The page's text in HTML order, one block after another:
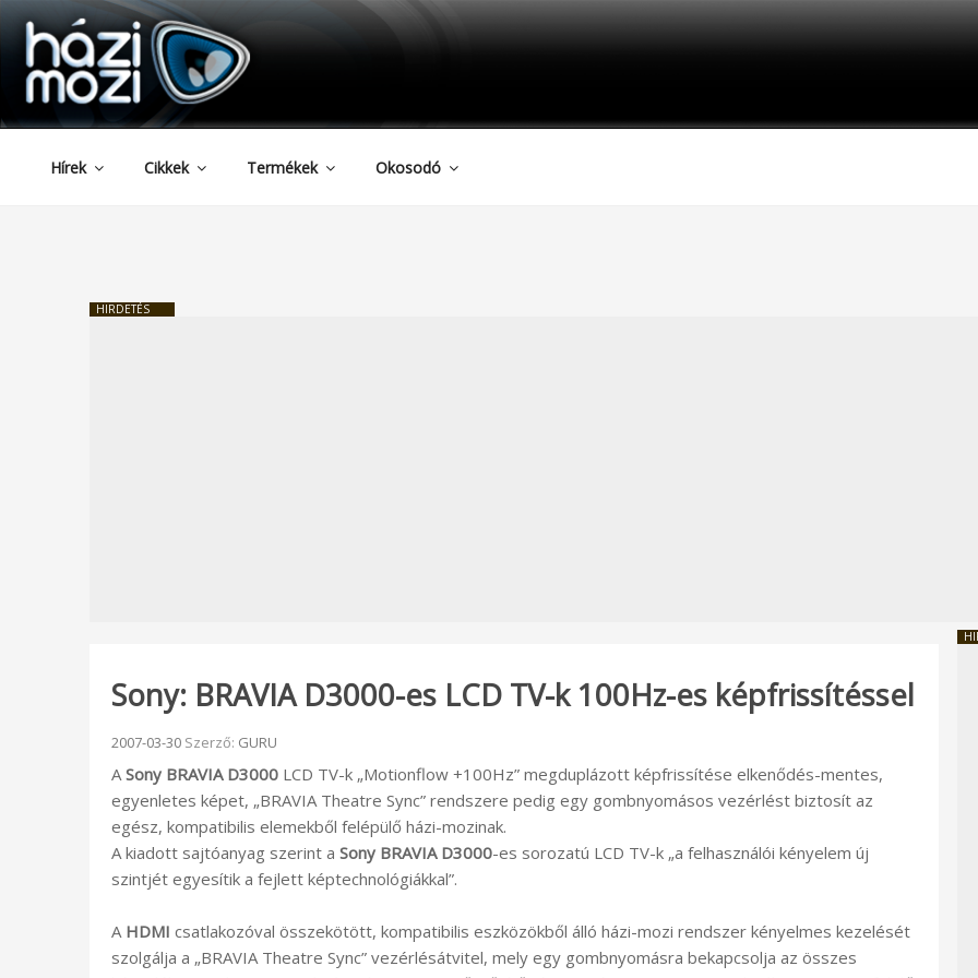
Tartalomhoz
HAZIMOZI
Hírek Cikkek Termékek Okosodó
HIRDETÉS
Sony: BRAVIA D3000-es LCD TV-k 100Hz-es képfrissítéssel
Beküldve:
2007-03-30 Szerző: GURU
A Sony BRAVIA D3000 LCD TV-k „Motionflow +100Hz” megduplázott képfrissítése elkenődés-mentes,
egyenletes képet, „BRAVIA Theatre Sync” rendszere pedig egy gombnyomásos vezérlést biztosít az
egész, kompatibilis elemekből felépülő házi-mozinak.
A kiadott sajtóanyag szerint a Sony BRAVIA D3000-es sorozatú LCD TV-k „a felhasználói kényelem új
szintjét egyesítik a fejlett képtechnológiákkal”.
A HDMI csatlakozóval összekötött, kompatibilis eszközökből álló házi-mozi rendszer kényelmes kezelését
szolgálja a „BRAVIA Theatre Sync” vezérlésátvitel, mely egy gombnyomásra bekapcsolja az összes